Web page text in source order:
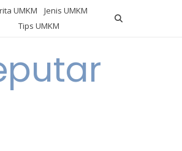
UMKM
Jenis UMKM
Tips UMKM